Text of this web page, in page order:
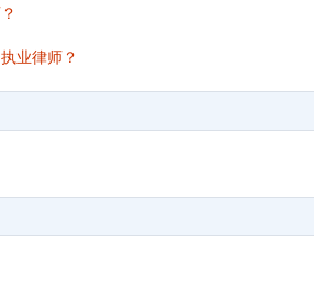
业律师？